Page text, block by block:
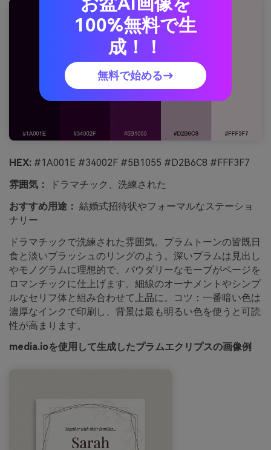
HEX: #1A001E #34002F #5B1055 #D2B6C8 #FFF3F7
雰囲気：
ドラマチック、洗練された
おすすめ用途： 結婚式招待状やフォーマルなステーショ
ナリー
ドラマチックで洗練された雰囲気。プラムトーンの皆既日
食と淡いブラッシュのリングのよう。深いプラムは見出し
やモノグラムに理想的で、パウダリーなモーブがページを
ロマンチックに仕上げます。細線のオーナメントやシンプ
ルなセリフ体と組み合わせて上品に。コツ：一番暗い色は
濃厚なインクで印刷し、背景は最も明るい色を使うと可読
性が高まります。
media.ioを使用して生成したプラムエクリプスの画像例
100%無料で生
成！！
無料で始める→